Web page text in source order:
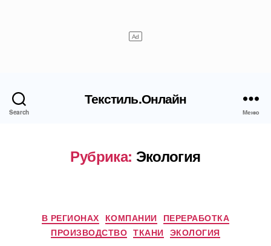
Search
Текстиль.Онлайн
Меню
Рубрика: Экология
Рубрики
В РЕГИОНАХ КОМПАНИИ ПЕРЕРАБОТКА
ПРОИЗВОДСТВО ТКАНИ ЭКОЛОГИЯ